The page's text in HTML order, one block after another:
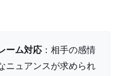
ーム対応：相手の感情
ニュアンスが求められ